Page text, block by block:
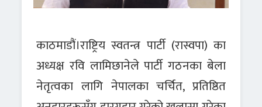
काठमाडौं।राष्ट्रिय स्वतन्त्र पार्टी (रास्वपा) का
अध्यक्ष रवि लामिछानेले पार्टी गठनका बेला
नेतृत्वका लागि नेपालका चर्चित, प्रतिष्ठित